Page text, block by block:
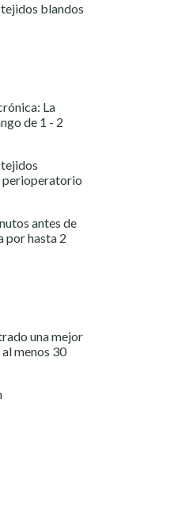
blandos
La
de 1 - 2
perioperatorio
antes de
por hasta 2
una mejor
menos 30